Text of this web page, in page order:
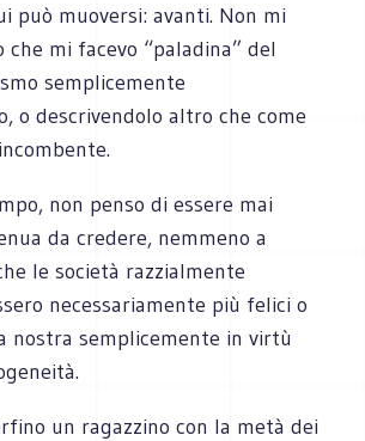
può muoversi: avanti. Non mi
che mi facevo “paladina” del
semplicemente
o descrivendolo altro che come
non penso di essere mai
da credere, nemmeno a
le società razzialmente
necessariamente più felici o
nostra semplicemente in virtù
un ragazzino con la metà dei